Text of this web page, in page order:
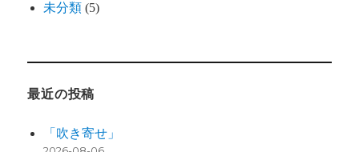
未分類 (5)
最近の投稿
「吹き寄せ」